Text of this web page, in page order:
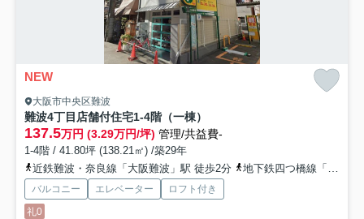
NEW
大阪市中央区難波
難波4丁目店舗付住宅1-4階（一棟）
137.5万円 (3.29万円/坪) 管理/共益費-
1-4階 / 41.80坪 (138.21㎡) /築29年
近鉄難波・奈良線「大阪難波」駅 徒歩2分
地下鉄四つ橋線「なんば」駅 徒歩3分
バルコニー エレベーター
ロフト付き
礼0